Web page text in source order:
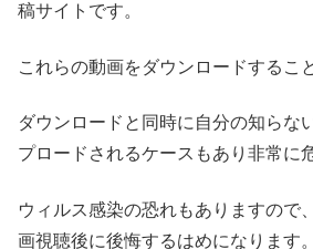
稿サイトです。
これらの動画をダウンロードするこ
ダウンロードと同時に自分の知らな
プロードされるケースもあり非常に
ウィルス感染の恐れもありますので
画視聴後に後悔するはめになります。